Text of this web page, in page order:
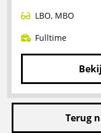
LBO, MBO
Fulltime
Lees
meer
Terug